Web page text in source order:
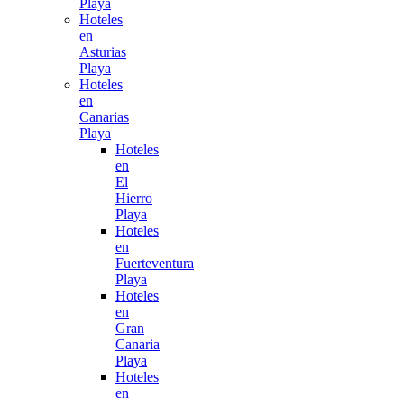
Hoteles
en
Asturias
Playa
Hoteles
en
Canarias
Playa
Hoteles
en
El
Hierro
Playa
Hoteles
en
Fuerteventura
Playa
Hoteles
en
Gran
Canaria
Playa
Hoteles
en